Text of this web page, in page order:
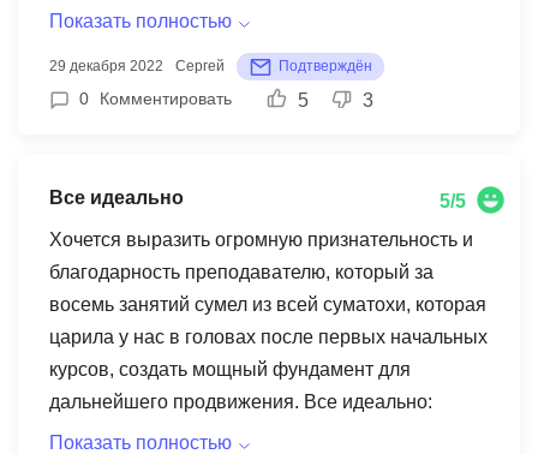
которые проходят в течение часов, иногда могут
вопросы. Преподаватели профессионально
разбираются в теме, предоставляют
переходящего из другой области, это оказался
отличным инструментом для
переквалификации. Всем, кто принял решение
учиться в данной онлайн-школе советую
внимательно следовать инструкциям и не
забывать про важность самостоятельного
изучения.
иначе вообще будете не в теме. Конечно
источник знаний, но вообще то я деньги плачу за
что? за гугл поиск.
Показать полностью
29 декабря 2022 Сергей Подтверждён
0 Комментировать 5 3
Все идеально
5/5
Хочется выразить огромную признательность и
благодарность преподавателю, который за
восемь занятий сумел из всей суматохи, которая
царила у нас в головах после первых начальных
курсов, создать мощный фундамент для
дальнейшего продвижения. Все идеально:
приятный голос, манера подачи, визуальная
Показать полностью